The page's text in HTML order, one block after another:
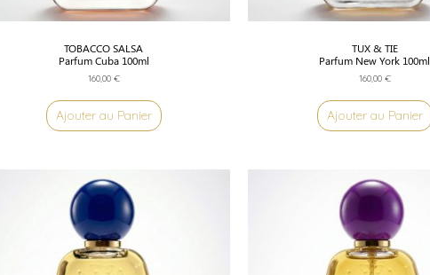
TOBACCO SALSA
Parfum Cuba 100ml
160,00 €
Ajouter au Panier
TUX & TIE
Parfum New York 100ml
160,00 €
Ajouter au Panier